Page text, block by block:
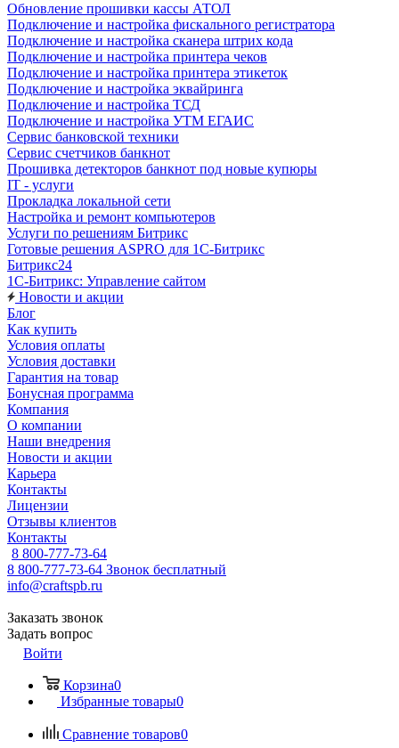
Обновление прошивки кассы АТОЛ
Подключение и настройка фискального регистратора
Подключение и настройка сканера штрих кода
Подключение и настройка принтера чеков
Подключение и настройка принтера этикеток
Подключение и настройка эквайринга
Подключение и настройка ТСД
Подключение и настройка УТМ ЕГАИС
Сервис банковской техники
Сервис счетчиков банкнот
Прошивка детекторов банкнот под новые купюры
IT - услуги
Прокладка локальной сети
Настройка и ремонт компьютеров
Услуги по решениям Битрикс
Готовые решения ASPRO для 1С-Битрикс
Битрикс24
1С-Битрикс: Управление сайтом
Новости и акции
Блог
Как купить
Условия оплаты
Условия доставки
Гарантия на товар
Бонусная программа
Компания
О компании
Наши внедрения
Новости и акции
Карьера
Контакты
Лицензии
Отзывы клиентов
Контакты
8 800-777-73-64
8 800-777-73-64 Звонок бесплатный
info@craftspb.ru
Заказать звонок
Задать вопрос
Войти
Корзина0
Избранные товары0
Сравнение товаров0